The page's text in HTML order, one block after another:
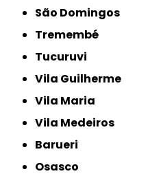
São Domingos
Tremembé
Tucuruvi
Vila Guilherme
Vila Maria
Vila Medeiros
Barueri
Osasco